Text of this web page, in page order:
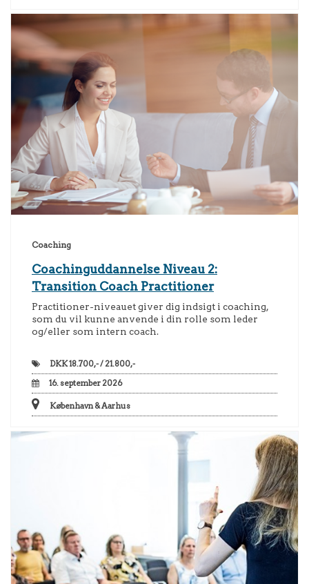
Coaching
Coachinguddannelse Niveau 2:
Transition Coach Practitioner
Practitioner-niveauet giver dig indsigt i coaching,
som du vil kunne anvende i din rolle som leder
og/eller som intern coach.
DKK18.700,- / 21.800,-
16. september 2026
København & Aarhus